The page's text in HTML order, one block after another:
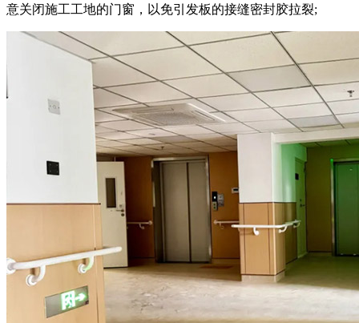
意关闭施工工地的门窗，以免引发板的接缝密封胶拉裂;